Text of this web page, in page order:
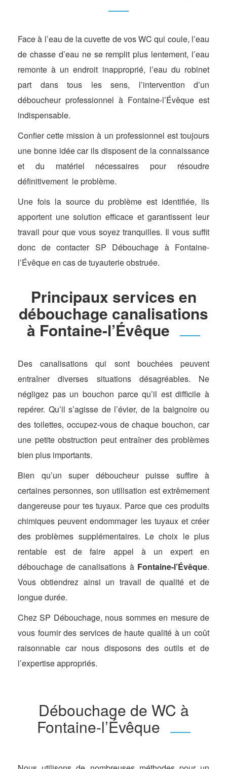
Face à l’eau de la cuvette de vos WC qui coule, l’eau
de chasse d’eau ne se remplit plus lentement, l’eau
remonte à un endroit inapproprié, l’eau du robinet
part dans tous les sens, l’intervention d’un
déboucheur professionnel à Fontaine-l’Évêque est
indispensable.
Confier cette mission à un professionnel est toujours
une bonne idée car ils disposent de la connaissance
et du matériel nécessaires pour résoudre
définitivement le problème.
Une fois la source du problème est identifiée, ils
apportent une solution efficace et garantissent leur
travail pour que vous soyez tranquilles. Il vous suffit
donc de contacter SP Débouchage à Fontaine-
l’Évêque en cas de tuyauterie obstruée.
Principaux services en
débouchage canalisations
à Fontaine-l’Évêque
Des canalisations qui sont bouchées peuvent
entraîner diverses situations désagréables. Ne
négligez pas un bouchon parce qu’il est difficile à
repérer. Qu’il s’agisse de l’évier, de la baignoire ou
des toilettes, occupez-vous de chaque bouchon, car
une petite obstruction peut entraîner des problèmes
bien plus importants.
Bien qu’un super déboucheur puisse suffire à
certaines personnes, son utilisation est extrêmement
dangereuse pour tes tuyaux. Parce que ces produits
chimiques peuvent endommager les tuyaux et créer
des problèmes supplémentaires. Le choix le plus
rentable est de faire appel à un expert en
débouchage de canalisations à Fontaine-l’Évêque.
Vous obtiendrez ainsi un travail de qualité et de
longue durée.
Chez SP Débouchage, nous sommes en mesure de
vous fournir des services de haute qualité à un coût
raisonnable car nous disposons des outils et de
l’expertise appropriés.
Débouchage de WC à
Fontaine-l’Évêque